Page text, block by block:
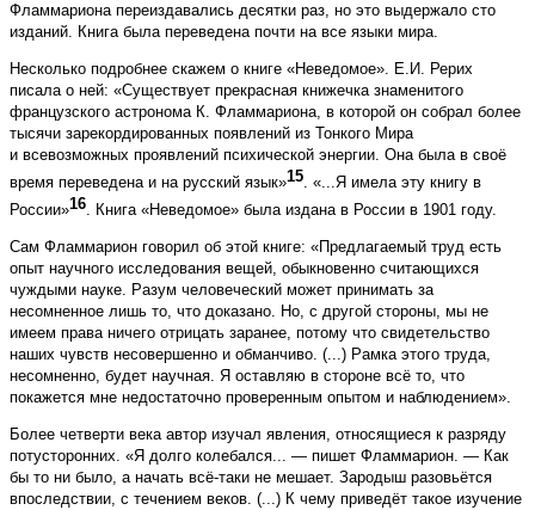
Фламмариона переиздавались десятки раз, но это выдержало сто
изданий. Книга была переведена почти на все языки мира.
Несколько подробнее скажем о книге «Неведомое». Е.И. Рерих
писала о ней: «Существует прекрасная книжечка знаменитого
французского астронома К. Фламмариона, в которой он собрал более
тысячи зарекордированных появлений из Тонкого Мира
и всевозможных проявлений психической энергии. Она была в своё
время переведена и на русский язык»15. «...Я имела эту книгу в
России»16. Книга «Неведомое» была издана в России в 1901 году.
Сам Фламмарион говорил об этой книге: «Предлагаемый труд есть
опыт научного исследования вещей, обыкновенно считающихся
чуждыми науке. Разум человеческий может принимать за
несомненное лишь то, что доказано. Но, с другой стороны, мы не
имеем права ничего отрицать заранее, потому что свидетельство
наших чувств несовершенно и обманчиво. (...) Рамка этого труда,
несомненно, будет научная. Я оставляю в стороне всё то, что
покажется мне недостаточно проверенным опытом и наблюдением».
Более четверти века автор изучал явления, относящиеся к разряду
потусторонних. «Я долго колебался... — пишет Фламмарион. — Как
бы то ни было, а начать всё-таки не мешает. Зародыш разовьётся
впоследствии, с течением веков. (...) К чему приведёт такое изучение